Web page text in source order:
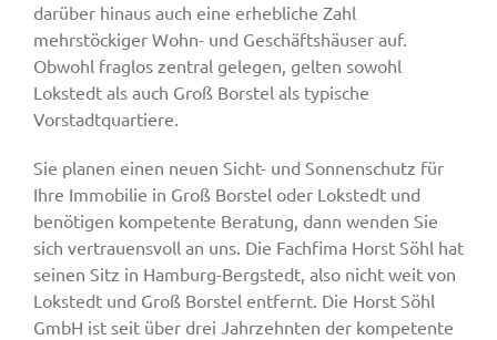
darüber hinaus auch eine erhebliche Zahl
mehrstöckiger Wohn- und Geschäftshäuser auf.
Obwohl fraglos zentral gelegen, gelten sowohl
Lokstedt als auch Groß Borstel als typische
Vorstadtquartiere.
Sie planen einen neuen Sicht- und Sonnenschutz für
Ihre Immobilie in Groß Borstel oder Lokstedt und
benötigen kompetente Beratung, dann wenden Sie
sich vertrauensvoll an uns. Die Fachfima Horst Söhl hat
seinen Sitz in Hamburg-Bergstedt, also nicht weit von
Lokstedt und Groß Borstel entfernt. Die Horst Söhl
GmbH ist seit über drei Jahrzehnten der kompetente